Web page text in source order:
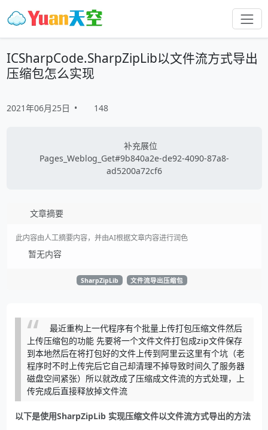
ICSharpCode.SharpZipLib以文件流方式导出
压缩包怎么实现
2021年06月25日 • 148
补充展位
Pages_Weblog_Get#9b840a2e-de92-4090-87a8-
ad5200a72cf6
文章摘要
此内容由人工摘要内容，并由AI根据文章内容进行润色
暂无内容
SharpZipLib 文件流导出压缩包
最近重构上一代程序有个批量上传打包压缩文件然后
上传压缩包的功能 先要将一个文件文件打包成zip文件保存
到本地然后在将打包好的文件上传到阿里云这里有个坑（老
程序时不时上传完后它自己却清理不掉导致时间久了服务器
磁盘空间紧张）所以就改成了压缩成文件流的方式处理，上
传完成后直接释放掉文件流
以下是使用SharpZipLib 实现压缩文件以文件流方式导出的方法